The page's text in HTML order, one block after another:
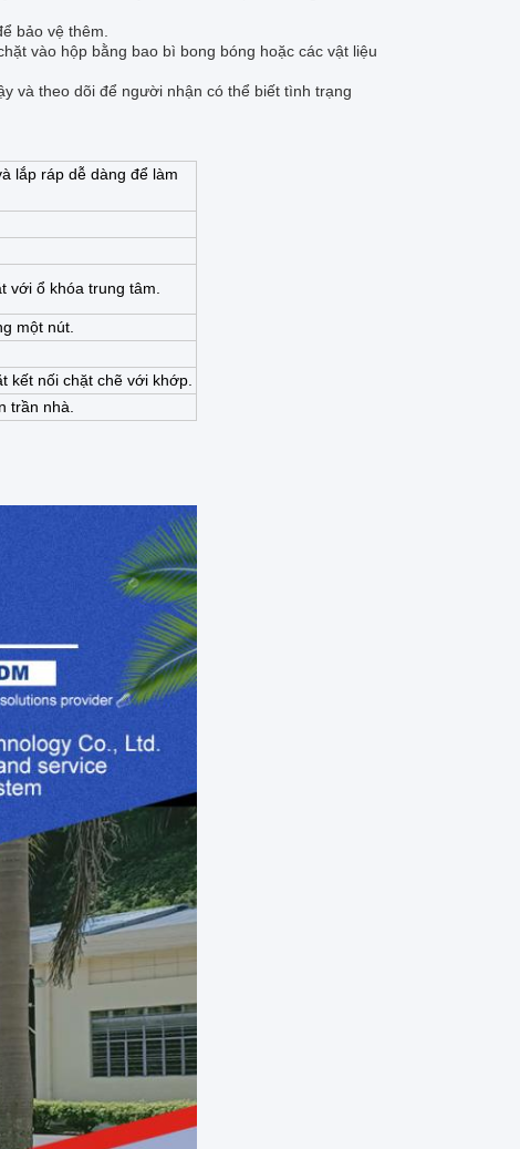
bảo vệ thêm.
vào hộp bằng bao bì bong bóng hoặc các vật liệu
và theo dõi để người nhận có thể biết tình trạng
lắp ráp dễ dàng để làm
với ổ khóa trung tâm.
một nút.
kết nối chặt chẽ với khớp.
trần nhà.